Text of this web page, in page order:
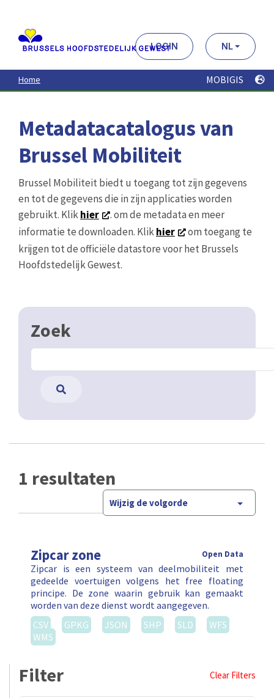
contenu
principal
LOGIN NL
Home MOBIGIS
Metadatacatalogus van
Brussel Mobiliteit
Brussel Mobiliteit biedt u toegang tot zijn gegevens
en tot de gegevens die in zijn applicaties worden
gebruikt. Klikhier
. om de metadata en meer
informatie te downloaden. Klikhier
om toegang te
krijgen tot de officiële datastore voor het Brussels
Hoofdstedelijk Gewest.
Zoek
1 resultaten
Wijzig de volgorde
Zipcar zone Open Data
Zipcar is een systeem van deelmobiliteit met
gedeelde voertuigen volgens het free floating
principe. De zone waarin gebruik kan gemaakt
worden van deze dienst wordt aangegeven.
CSV
GPKG JSON SHP SLD
WFS
WMS
Filter Clear Filters